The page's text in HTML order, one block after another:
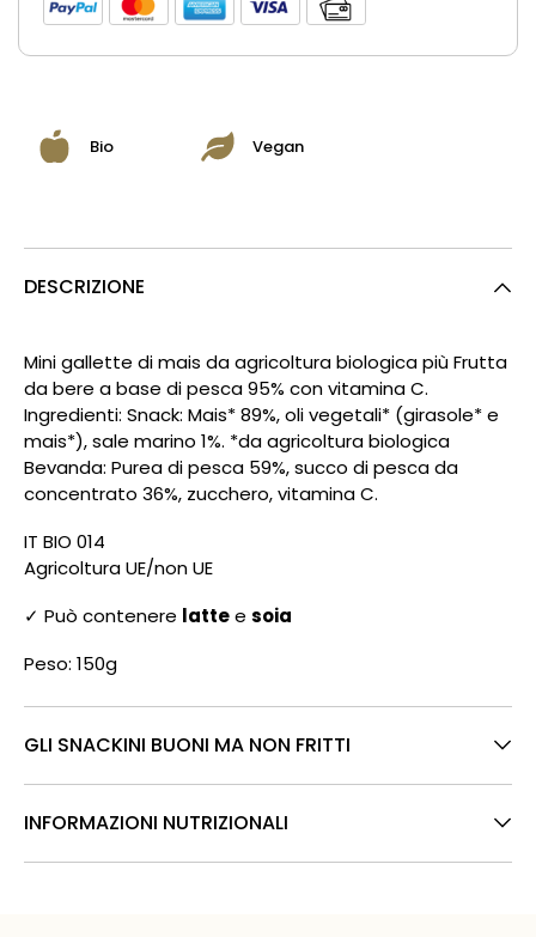
Bio Vegan
DESCRIZIONE
Mini gallette di mais da agricoltura biologica più Frutta
da bere a base di pesca 95% con vitamina C.
Ingredienti: Snack: Mais* 89%, oli vegetali* (girasole* e
mais*), sale marino 1%. *da agricoltura biologica
Bevanda: Purea di pesca 59%, succo di pesca da
concentrato 36%, zucchero, vitamina C.
IT BIO 014
Agricoltura UE/non UE
✓ Può contenere lattee soia
Peso: 150g
GLI SNACKINI BUONI MA NON FRITTI
INFORMAZIONI NUTRIZIONALI